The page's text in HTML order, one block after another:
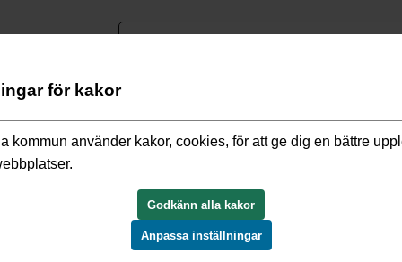
för kakor
kommun använder kakor, cookies, för att ge dig en bättre
Godkänn alla kakor
Anpassa inställningar